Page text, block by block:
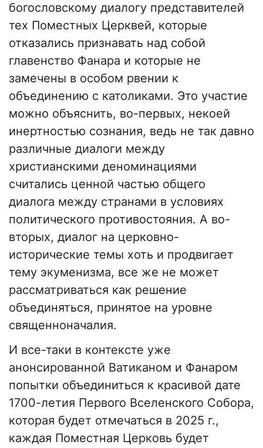
богословскому диалогу представителей
тех Поместных Церквей, которые
отказались признавать над собой
главенство Фанара и которые не
замечены в особом рвении к
объединению с католиками. Это участие
можно объяснить, во-первых, некоей
инертностью сознания, ведь не так давно
различные диалоги между
христианскими деноминациями
считались ценной частью общего
диалога между странами в условиях
политического противостояния. А во-
вторых, диалог на церковно-
исторические темы хоть и продвигает
тему экуменизма, все же не может
рассматриваться как решение
объединяться, принятое на уровне
священноначалия.
И все-таки в контексте уже
анонсированной Ватиканом и Фанаром
попытки объединиться к красивой дате
1700-летия Первого Вселенского Собора,
которая будет отмечаться в 2025 г.,
каждая Поместная Церковь будет